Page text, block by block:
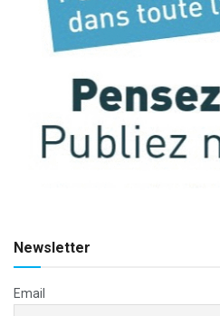
Newsletter
Email